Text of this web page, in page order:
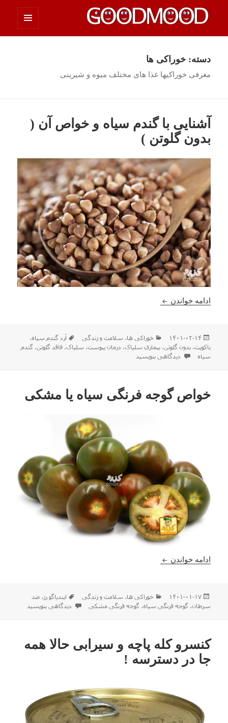
چیزای خووب مووب
دسته:خوراکی ها
معرفی خوراکیها غذا های مختلف میوه و شیرینی
آشنایی با گندم سیاه و خواص آن (
بدون گلوتن )
ادامه خواندن آشنایی با گندم سیاه و خواص آن ( بدون گلوتن )
ارسال
شده
در
۱۴۰۱-۰۲-۱۴ دسته‌ها
خوراکی ها، سلامت و زندگی برچسب‌ها
آرد گندم سیاه،
باکویت،بدون گلوتن،بیماری سلیاک، درمان یبوست، سلیاک،فاقد گلوتن، گندم
سیاه
برای آشنایی با گندم سیاه و خواص آن ( بدون گلوتن )
دیدگاهی بنویسید
خواص گوجه فرنگی سیاه یا مشکی
ادامه خواندن خواص گوجه فرنگی سیاه یا مشکی
ارسال
شده
۱۴۰۱-۰۱-۱۷ دسته‌ها
خوراکی ها، سلامت و زندگی برچسب‌ها
ایندیاگو رز ،ضد
سرطان، گوجه فرنگی سیاه، گوجه فرنگی مشکی برای خواص گوجه فرنگی
دیدگاهی بنویسید
کنسرو کله پاچه و سیرابی حالا همه
جا در دسترسه !